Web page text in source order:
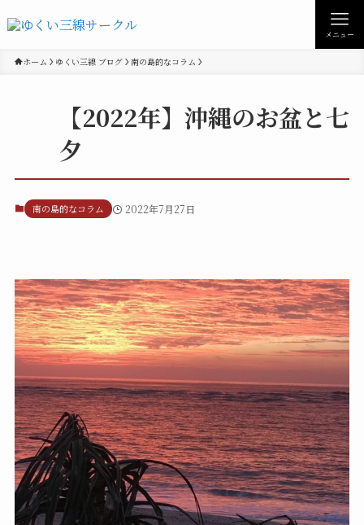
メニュー
ホーム ゆくい三線 ブログ 南の島的なコラム
【2022年】沖縄のお盆と七
夕
南の島的なコラム 2022年7月27日